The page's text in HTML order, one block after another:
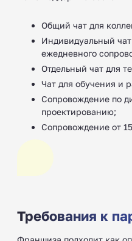
Общий чат для
Индивидуальный
ежедневного
Отдельный чат для
Чат для обучения и
Сопровождение по
проектированию;
Сопровождение от
Требования к